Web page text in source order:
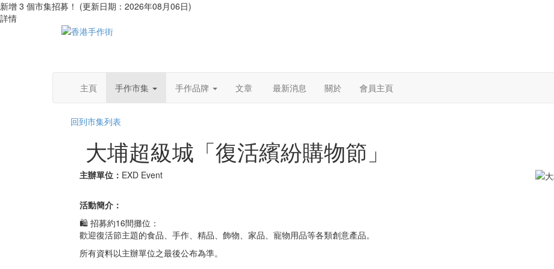
新增 3 個市集招募！ (更新日期：2026年08月06日)
詳情
主頁
手作市集 手作品牌 文章 最新消息 關於 會員主頁
回到市集列表
大埔超級城「復活繽紛購物節」
主辦單位： EXD Event
活動簡介：
🛍️ 招募約16間攤位：
歡迎復活節主題的食品、手作、精品、飾物、家品、寵物用品等各類創意產品。
所有資料以主辦單位之最後公布為準。